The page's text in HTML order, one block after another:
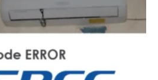
di dunia, Gree menawarkan
sangat cocok untuk kondisi
layanan